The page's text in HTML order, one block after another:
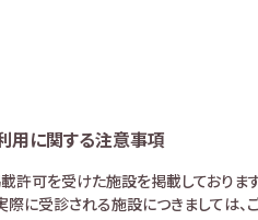
用に関する注意事項
載許可を受けた施設を掲載しており
に受診される施設につきましては、